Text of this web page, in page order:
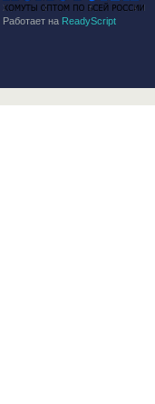
Работает на ReadyScript